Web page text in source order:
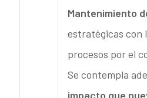
Mantenimiento
estratégicas con
procesos por el
Se contempla
impacto que